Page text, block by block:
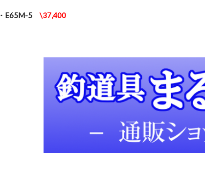
・E65M-5\37,400